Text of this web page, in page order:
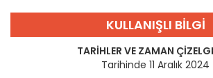
KULLANIŞLI BILGI
TARIHLER VE ZAMAN
Tarihinde 11 Aralık 2024